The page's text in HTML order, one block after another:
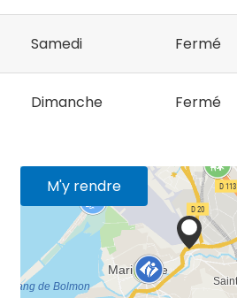
Samedi Fermé
Dimanche Fermé
M'y rendre